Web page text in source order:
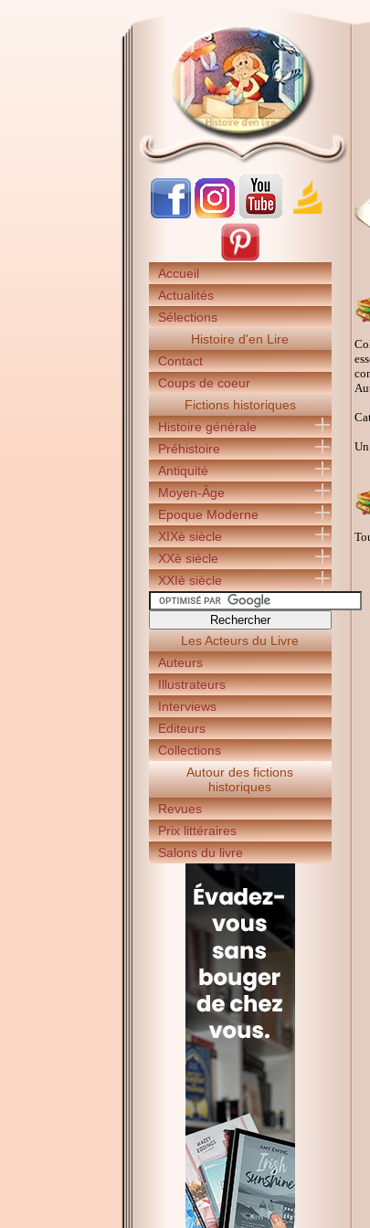
Accueil
Actualités
Sélections
Histoire d'en Lire
Contact
Coups de coeur
Fictions historiques
Histoire générale
Préhistoire
Antiquité
Moyen-Âge
Epoque Moderne
XIXè siècle
XXè siècle
XXIè siècle
Les Acteurs du Livre
Auteurs
Illustrateurs
Interviews
Editeurs
Collections
Autour des fictions
historiques
Revues
Prix littéraires
Salons du livre